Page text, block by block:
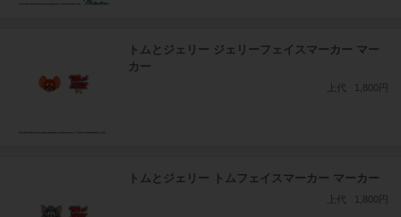
トムとジェリー ジェリーフェイスマーカー マー
カー
上代 1,800円
トムとジェリー トムフェイスマーカー マーカー
上代 1,800円